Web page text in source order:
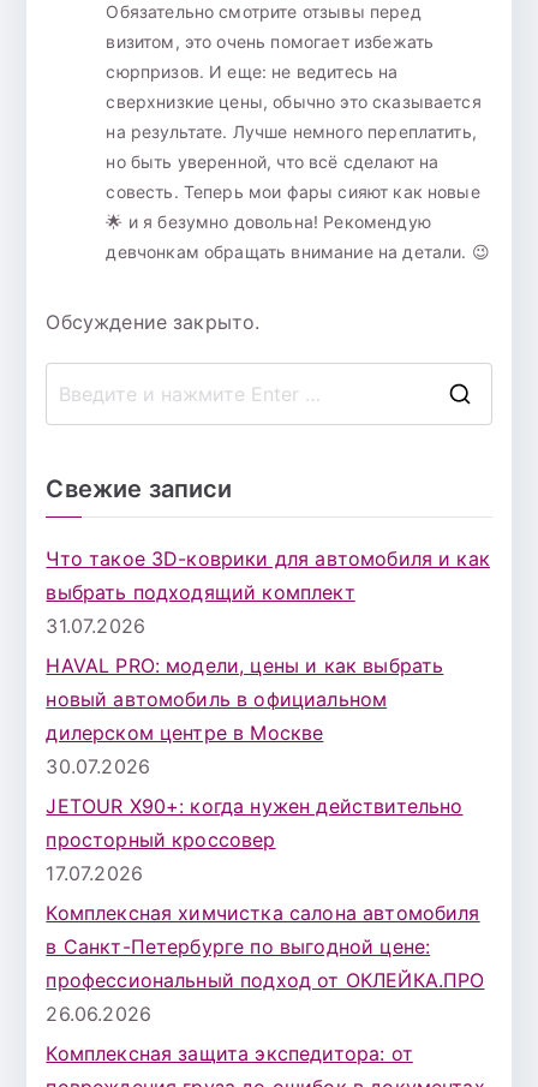
Обязательно смотрите отзывы перед
визитом, это очень помогает избежать
сюрпризов. И еще: не ведитесь на
сверхнизкие цены, обычно это сказывается
на результате. Лучше немного переплатить,
но быть уверенной, что всё сделают на
совесть. Теперь мои фары сияют как новые
🌟 и я безумно довольна! Рекомендую
девчонкам обращать внимание на детали. 😉
Обсуждение закрыто.
Свежие записи
Что такое 3D-коврики для автомобиля и как
выбрать подходящий комплект
31.07.2026
HAVAL PRO: модели, цены и как выбрать
новый автомобиль в официальном
дилерском центре в Москве
30.07.2026
JETOUR X90+: когда нужен действительно
просторный кроссовер
17.07.2026
Комплексная химчистка салона автомобиля
в Санкт-Петербурге по выгодной цене:
профессиональный подход от ОКЛЕЙКА.ПРО
26.06.2026
Комплексная защита экспедитора: от